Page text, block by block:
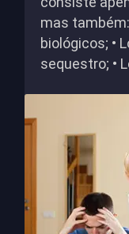
mas
biológicos; •
sequestro; •